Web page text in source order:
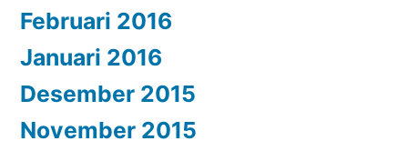
Februari 2016
Januari 2016
Desember 2015
November 2015